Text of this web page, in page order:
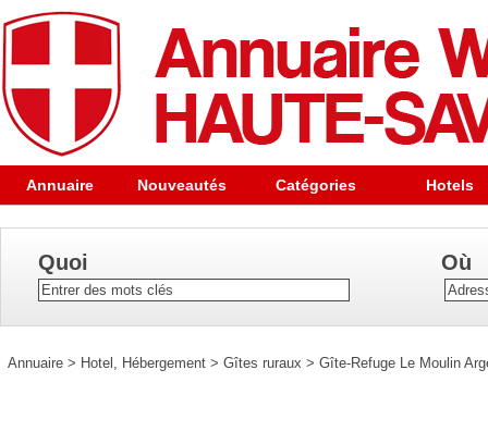
Annuaire Nouveautés Catégories Hotels
Quoi Où
Annuaire > Hotel, Hébergement > Gîtes ruraux > Gîte-Refuge Le Moulin